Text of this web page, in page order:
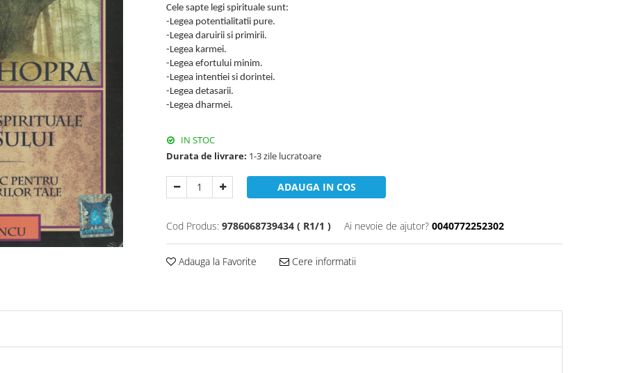
Cele sapte legi spirituale sunt:
-Legea potentialitatii pure.
-Legea daruirii si primirii.
-Legea karmei.
-Legea efortului minim.
-Legea intentiei si dorintei.
-Legea detasarii.
-Legea dharmei.
IN STOC
Durata de livrare: 1-3 zile lucratoare
ADAUGA IN COS
Cod Produs: 9786068739434 ( R1/1 ) Ai nevoie de ajutor? 0040772252302
Adauga la Favorite Cere informatii